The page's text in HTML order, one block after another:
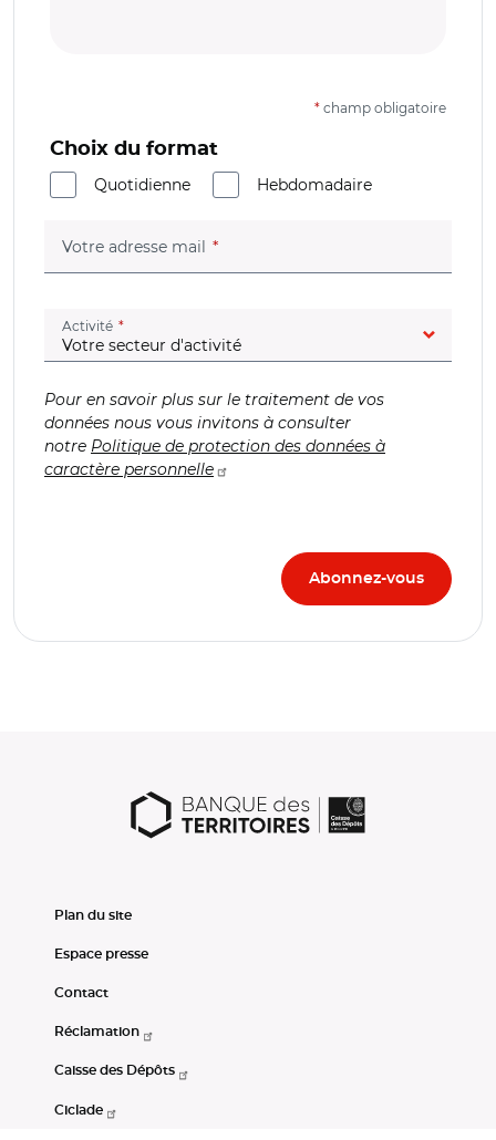
* champ obligatoire
Choix du format
Quotidienne
Hebdomadaire
Votre adresse mail (champ obligatoire)
Activité (champ obligatoire)
Pour en savoir plus sur le traitement de vos
données nous vous invitons à consulter
notre Politique de protection des données à
caractère personnelle
Plan du site
Espace presse
Contact
Réclamation
Caisse des Dépôts
Ciclade